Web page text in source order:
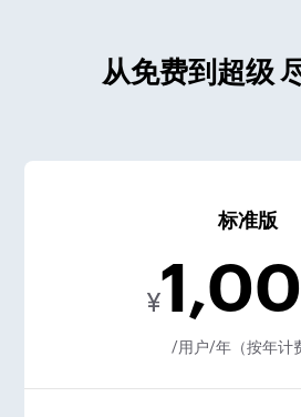
从免费到超级
标准版
¥
/用户/年（按年计